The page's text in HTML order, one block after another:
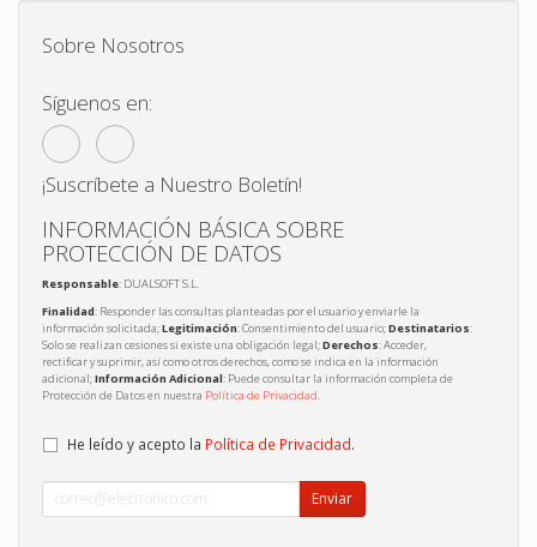
Sobre Nosotros
Síguenos en:
¡Suscríbete a Nuestro Boletín!
INFORMACIÓN BÁSICA SOBRE
PROTECCIÓN DE DATOS
Responsable: DUALSOFT S.L.
Finalidad: Responder las consultas planteadas por el usuario y enviarle la
información solicitada;Legitimación: Consentimiento del usuario;Destinatarios:
Solo se realizan cesiones si existe una obligación legal;Derechos: Acceder,
rectificar y suprimir, así como otros derechos, como se indica en la información
adicional;Información Adicional: Puede consultar la información completa de
Protección de Datos en nuestra Política de Privacidad.
He leído y acepto la Política de Privacidad.
Enviar